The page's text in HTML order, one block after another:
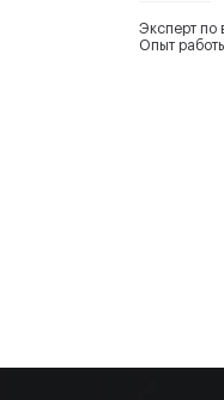
Эксперт по
Опыт